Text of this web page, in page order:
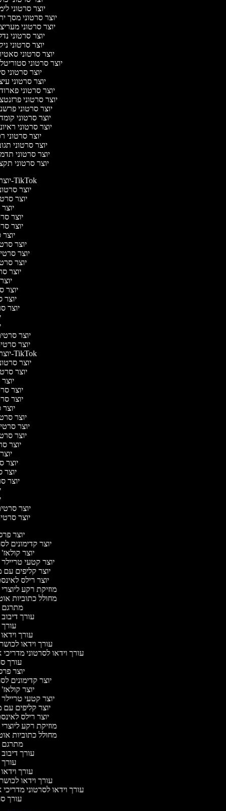
יוצר סרטוני
יוצר סרטוני מסך
יוצר סרטוני
יוצר סרטוני
יוצר סרטוני
יוצר סרטוני
יוצר סרטוני
יוצר סרטוני
יוצר סרטוני
יוצר סרטוני
יוצר סרטוני
יוצר סרטוני
יוצר סרטוני
יוצר סרטוני
יוצר סרטוני
יוצר סרטוני
יוצר סרטוני
יוצר סרטוני
יוצר סרטונים ל-TikTok
יוצר
יוצר
יוצר
יוצר
יוצר
יוצר סרטי
יוצר
יוצר
יוצר
יוצר
יוצר
יוצר
יוצר
יוצר סרטונים ל-TikTok
יוצר
יוצר
יוצר
יוצר
יוצר
יוצר סרטי
יוצר
יוצר
יוצר
יוצר
יוצר
יוצר
יוצר
יוצר
יוצר קדימונים
יוצר
יוצר קטעי
יוצר קליפים
יוצר רילס
מוזיקת רקע
מחולל כתוביות
מתרגם
עורך
עורך
עורך וידאו
עורך וידאו לסרטוני
עורך
יוצר
יוצר קדימונים
יוצר
יוצר קטעי
יוצר קליפים
יוצר רילס
מוזיקת רקע
מחולל כתוביות
מתרגם
עורך
עורך
עורך וידאו
עורך וידאו לסרטוני
עורך